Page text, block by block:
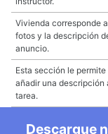
Vivienda corresponde a
fotos y la descripción
anuncio.
Esta sección le permite
añadir una descripción
tarea.
Descargue